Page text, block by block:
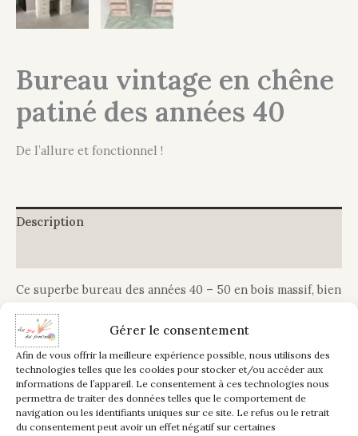
Gérer le consentement
Afin de vous offrir la meilleure expérience possible, nous utilisons des
technologies telles que les cookies pour stocker et/ou accéder aux
informations de l’appareil. Le consentement à ces technologies nous
permettra de traiter des données telles que le comportement de
navigation ou les identifiants uniques sur ce site. Le refus ou le retrait
du consentement peut avoir un effet négatif sur certaines
Bureau vintage en chêne
patiné des années 40
De l’allure et fonctionnel !
Description
Ce superbe bureau des années 40 – 50 en bois massif, bien
de comptable” doté de ses nombreux tiroirs.
Pour l’actualiser au goût du jour et l’alléger de sa masse
sombre, rien de tel que de choisir une couleur lin et une
jolie patine craie, lui donnant un effet blanchi et mettant
en valeur son veinage naturel. L’intérieur des tiroirs a été